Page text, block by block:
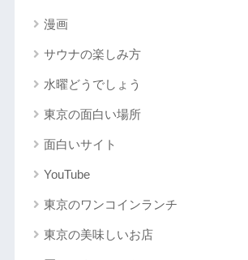
漫画
サウナの楽しみ方
水曜どうでしょう
東京の面白い場所
面白いサイト
YouTube
東京のワンコインランチ
東京の美味しいお店